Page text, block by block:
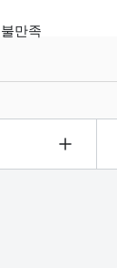
만족